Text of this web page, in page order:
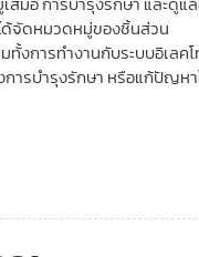
ด้จัดหมวดหมู่ของชิ้นส่วน
งการทำงานกับระบบอิเลคโ
ารบำรุงรักษา หรือแก้ปัญหา